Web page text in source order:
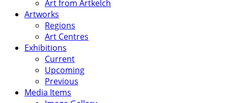
Art from Artkelch
Artworks
Regions
Art Centres
Exhibitions
Current
Upcoming
Previous
Media Items